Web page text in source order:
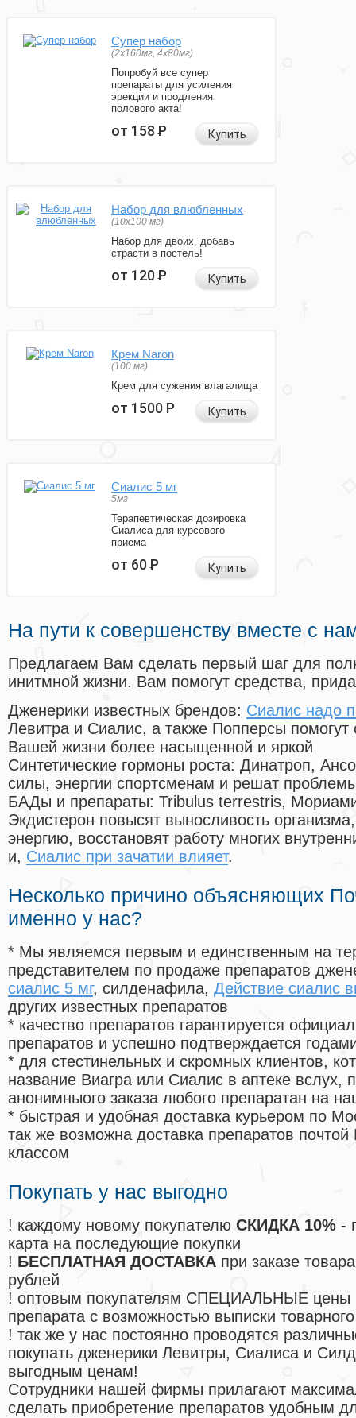
Супер набор
(2х160мг, 4х80мг)
Попробуй все супер
препараты для усиления
эрекции и продления
полового акта!
от 158Р Купить
Набор для влюбленных
(10х100 мг)
Набор для двоих, добавь
страсти в постель!
от 120Р Купить
Крем Naron
(100 мг)
Крем для сужения влагалища
от 1500Р Купить
Сиалис 5 мг
5мг
Терапевтическая дозировка
Сиалиса для курсового
приема
от 60Р Купить
На пути к совершенству вместе с
Предлагаем Вам сделать первый шаг для
инитмной жизни. Вам помогут средства,
Дженерики известных брендов: Сиалис надо
Левитра и Сиалис, а также Попперсы помогут
Вашей жизни более насыщенной и яркой
Синтетические гормоны роста: Динатроп,
силы, энергии спортсменам и решат
БАДы и препараты: Tribulus terrestris,
Экдистерон повысят выносливость
энергию, восстановят работу многих
и, Сиалис при зачатии влияет.
Несколько причино объясняющих
именно у нас?
* Мы являемся первым и единственным на
представителем по продаже препаратов
сиалис 5 мг, силденафила, Действие сиалис
других известных препаратов
* качество препаратов гарантируется
препаратов и успешно подтверждается
* для стестинельных и скромных клиентов,
название Виагра или Сиалис в аптеке вслух,
анонимныого заказа любого препаратан на
* быстрая и удобная доставка курьером по
так же возможна доставка препаратов
классом
Покупать у нас выгодно
! каждому новому покупателю СКИДКА 10% -
карта на последующие покупки
! БЕСПЛАТНАЯ ДОСТАВКА при заказе
рублей
! оптовым покупателям СПЕЦИАЛЬНЫЕ цены
препарата с возможностью выписки
! так же у нас постоянно проводятся
покупать дженерики Левитры, Сиалиса и
выгодным ценам!
Cотрудники нашей фирмы прилагают
сделать приобретение препаратов удобным